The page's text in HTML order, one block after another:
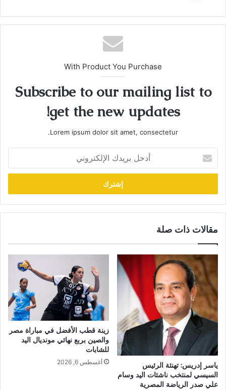
With Product You Purchase
Subscribe to our mailing list to
get the new updates!
Lorem ipsum dolor sit amet, consectetur.
بريدك
الإلكتروني
مقالات ذات صلة
ياسر إدريس: تهنئة الرئيس
السيسي لمنتخب ناشئات اليد وسام
علي صدر الرياضة المصرية
زينة قطب الأفضل في مباراة مصر
والصين بربع نهائي مونديال اليد
للشابات
أغسطس 6, 2026